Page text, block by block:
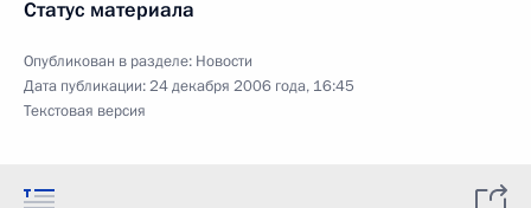
Статус материала
Опубликован в разделе: Новости
Дата публикации:24 декабря 2006 года, 16:45
Текстовая версия